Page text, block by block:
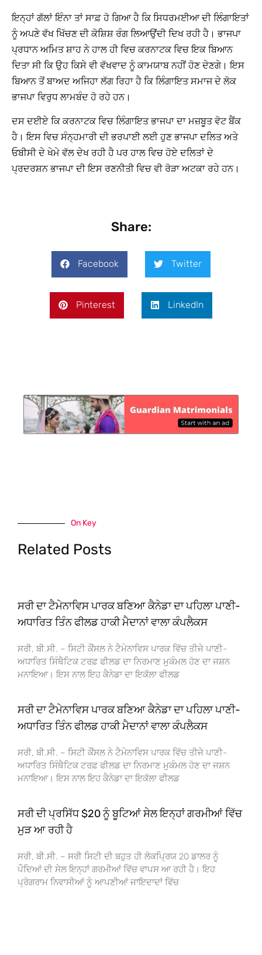
ਇਨ੍ਹਾਂ ਗੱਲਾਂ ਇੰਨਾ ਤਾਂ ਸਾਫ਼ ਹੋ ਗਿਆ ਹੈ ਕਿ ਸਿਧਰਮਈਆ ਦੀ ਲਿੰਗਾਇਤਾਂ
ਨੂੰ ਅਪਣੇ ਵੱਖ ਖਿੱਚਣ ਦੀ ਕੋਸ਼ਿਸ਼ ਰੰਗ ਲਿਆਉਂਦੀ ਦਿਖ ਰਹੀ ਹੈ। ਭਾਜਪਾ
ਪ੍ਰਧਾਨ ਅਮਿਤ ਸ਼ਾਹ ਨੇ ਹਾਲ ਹੀ ਵਿਚ ਕਰਨਾਟਕ ਵਿਚ ਇਕ ਬਿਆਨ
ਦਿਤਾ ਸੀ ਕਿ ਉਹ ਕਿਸੇ ਵੀ ਵੱਖਵਾਦ ਨੂੰ ਕਾਮਯਾਬ ਨਹੀਂ ਹੋਣ ਦੇਣਗੇ। ਇਸ
ਬਿਆਨ ਤੋਂ ਬਾਅਦ ਅਜਿਹਾ ਲੱਗ ਰਿਹਾ ਹੈ ਕਿ ਲਿੰਗਾਇਤ ਸਮਾਜ ਦੇ ਲੋਕ
ਭਾਜਪਾ ਵਿਰੁਧ ਲਾਮਬੰਦ ਹੋ ਰਹੇ ਹਨ।
ਦਸ ਦਈਏ ਕਿ ਕਰਨਾਟਕ ਵਿਚ ਲਿੰਗਾਇਤ ਭਾਜਪਾ ਦਾ ਮਜ਼ਬੂਤ ਵੋਟ ਬੈਂਕ
ਹੈ। ਇਸ ਵਿਚ ਸੰਨ੍ਹਮਾਰੀ ਦੀ ਭਰਪਾਈ ਲਈ ਹੁਣ ਭਾਜਪਾ ਦਲਿਤ ਅਤੇ
ਓਬੀਸੀ ਦੇ ਖੇਮੇ ਵੱਲ ਦੇਖ ਰਹੀ ਹੈ ਪਰ ਹਾਲ ਵਿਚ ਹੋਏ ਦਲਿਤਾਂ ਦੇ
ਪ੍ਰਦਰਸ਼ਨ ਭਾਜਪਾ ਦੀ ਇਸ ਰਣਨੀਤੀ ਵਿਚ ਵੀ ਰੋੜਾ ਅਟਕਾ ਰਹੇ ਹਨ।
Share:
Facebook Twitter
Pinterest LinkedIn
On Key
Related Posts
ਸਰੀ ਦਾ ਟੈਮੇਨਾਵਿਸ ਪਾਰਕ ਬਣਿਆ ਕੈਨੇਡਾ ਦਾ ਪਹਿਲਾ ਪਾਣੀ-
ਅਧਾਰਿਤ ਤਿੰਨ ਫੀਲਡ ਹਾਕੀ ਮੈਦਾਨਾਂ ਵਾਲਾ ਕੰਪਲੈਕਸ
ਸਰੀ, ਬੀ.ਸੀ. – ਸਿਟੀ ਕੌਂਸਲ ਨੇ ਟੈਮੇਨਾਵਿਸ ਪਾਰਕ ਵਿੱਚ ਤੀਜੇ ਪਾਣੀ-
ਅਧਾਰਿਤ ਸਿੰਥੈਟਿਕ ਟਰਫ਼ ਫੀਲਡ ਦਾ ਨਿਰਮਾਣ ਮੁਕੰਮਲ ਹੋਣ ਦਾ ਜਸ਼ਨ
ਮਨਾਇਆ। ਇਸ ਨਾਲ ਇਹ ਕੈਨੇਡਾ ਦਾ ਇਕੱਲਾ ਫੀਲਡ
ਸਰੀ ਦਾ ਟੈਮੇਨਾਵਿਸ ਪਾਰਕ ਬਣਿਆ ਕੈਨੇਡਾ ਦਾ ਪਹਿਲਾ ਪਾਣੀ-
ਅਧਾਰਿਤ ਤਿੰਨ ਫੀਲਡ ਹਾਕੀ ਮੈਦਾਨਾਂ ਵਾਲਾ ਕੰਪਲੈਕਸ
ਸਰੀ, ਬੀ.ਸੀ. – ਸਿਟੀ ਕੌਂਸਲ ਨੇ ਟੈਮੇਨਾਵਿਸ ਪਾਰਕ ਵਿੱਚ ਤੀਜੇ ਪਾਣੀ-
ਅਧਾਰਿਤ ਸਿੰਥੈਟਿਕ ਟਰਫ਼ ਫੀਲਡ ਦਾ ਨਿਰਮਾਣ ਮੁਕੰਮਲ ਹੋਣ ਦਾ ਜਸ਼ਨ
ਮਨਾਇਆ। ਇਸ ਨਾਲ ਇਹ ਕੈਨੇਡਾ ਦਾ ਇਕੱਲਾ ਫੀਲਡ
ਸਰੀ ਦੀ ਪ੍ਰਸਿੱਧ $20 ਨੂੰ ਬੂਟਿਆਂ ਸੇਲ ਇਨ੍ਹਾਂ ਗਰਮੀਆਂ ਵਿੱਚ
ਮੁੜ ਆ ਰਹੀ ਹੈ
ਸਰੀ, ਬੀ.ਸੀ. – ਸਰੀ ਸਿਟੀ ਦੀ ਬਹੁਤ ਹੀ ਲੋਕਪ੍ਰਿਯ 20 ਡਾਲਰ ਨੂੰ
ਪੌਦਿਆਂ ਦੀ ਸੇਲ ਇਨ੍ਹਾਂ ਗਰਮੀਆਂ ਵਿੱਚ ਵਾਪਸ ਆ ਰਹੀ ਹੈ। ਇਹ
ਪ੍ਰੋਗਰਾਮ ਨਿਵਾਸੀਆਂ ਨੂੰ ਆਪਣੀਆਂ ਜਾਇਦਾਦਾਂ ਵਿੱਚ